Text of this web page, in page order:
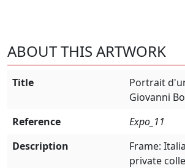
ABOUT THIS ARTWORK
Title
Portrait
Giovanni
Reference
Expo_11
Description
Frame:
private